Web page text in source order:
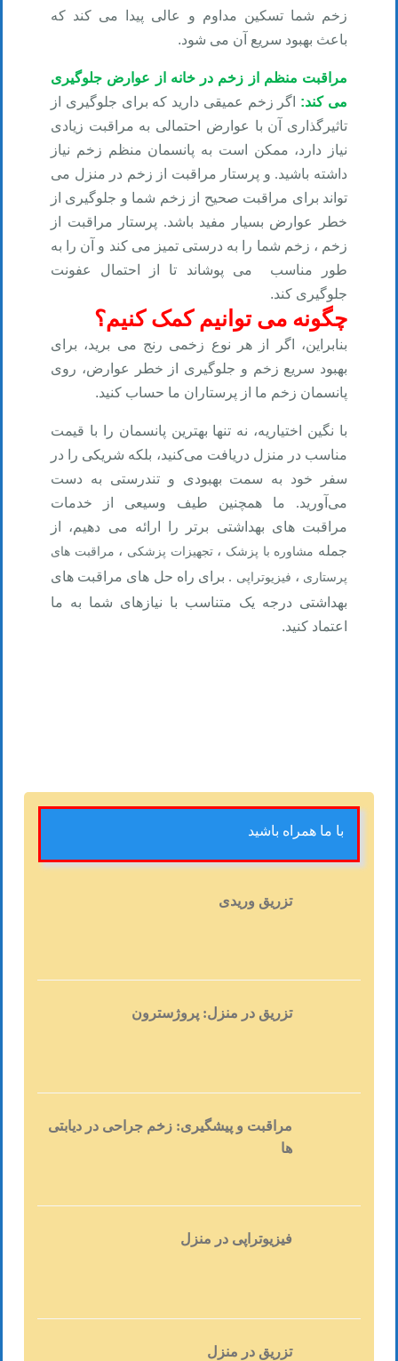
زخم شما تسکین مداوم و عالی پیدا می کند که
باعث بهبود سریع آن می شود.
مراقبت منظم از زخم در خانه از عوارض جلوگیری
می کند: اگر زخم عمیقی دارید که برای جلوگیری از
تاثیرگذاری آن با عوارض احتمالی به مراقبت زیادی
نیاز دارد، ممکن است به پانسمان منظم زخم نیاز
داشته باشید. و پرستار مراقبت از زخم در منزل می
تواند برای مراقبت صحیح از زخم شما و جلوگیری از
خطر عوارض بسیار مفید باشد. پرستار مراقبت از
زخم ، زخم شما را به درستی تمیز می کند و آن را به
طور مناسب
می پوشاند تا از احتمال عفونت
جلوگیری کند.
چگونه می توانیم کمک کنیم؟
بنابراین، اگر از هر نوع زخمی رنج می برید، برای
بهبود سریع زخم و جلوگیری از خطر عوارض، روی
پانسمان زخم ما از پرستاران ما حساب کنید.
با نگین اختیاریه، نه تنها بهترین پانسمان را با قیمت
مناسب در منزل دریافت می‌کنید، بلکه شریکی را در
سفر خود به سمت بهبودی و تندرستی به دست
می‌آورید. ما همچنین طیف وسیعی از خدمات
مراقبت های بهداشتی برتر را ارائه می دهیم، از
جمله مشاوره با پزشک ، تجهیزات پزشکی ، مراقبت های
پرستاری ، فیزیوتراپی . برای راه حل های مراقبت های
بهداشتی درجه یک متناسب با نیازهای شما به ما
اعتماد کنید.
با ما همراه باشید
تزریق وریدی
تزریق در منزل: پروژسترون
مراقبت و پیشگیری: زخم جراحی در دیابتی
ها
فیزیوتراپی در منزل
تزریق در منزل